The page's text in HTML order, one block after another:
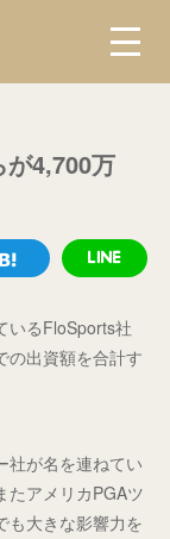
4,700万
いるFloSports社
の出資額を合計す
社が名を連ねてい
たアメリカPGAツ
も大きな影響力を